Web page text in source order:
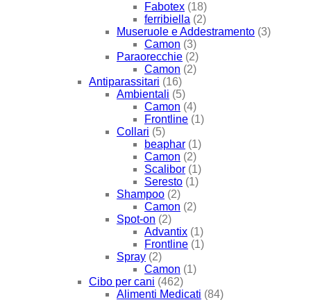
Fabotex (18)
ferribiella (2)
Museruole e Addestramento (3)
Camon (3)
Paraorecchie (2)
Camon (2)
Antiparassitari (16)
Ambientali (5)
Camon (4)
Frontline (1)
Collari (5)
beaphar (1)
Camon (2)
Scalibor (1)
Seresto (1)
Shampoo (2)
Camon (2)
Spot-on (2)
Advantix (1)
Frontline (1)
Spray (2)
Camon (1)
Cibo per cani (462)
Alimenti Medicati (84)